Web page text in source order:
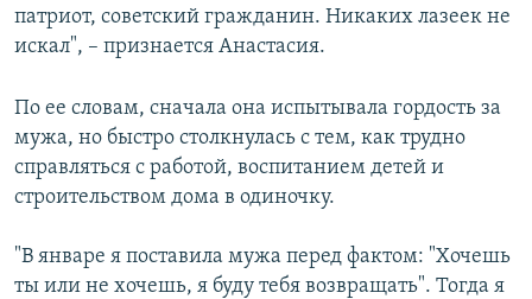
патриот, советский гражданин. Никаких лазеек не
искал", – признается Анастасия.
По ее словам, сначала она испытывала гордость за
мужа, но быстро столкнулась с тем, как трудно
справляться с работой, воспитанием детей и
строительством дома в одиночку.
"В январе я поставила мужа перед фактом: "Хочешь
ты или не хочешь, я буду тебя возвращать". Тогда я